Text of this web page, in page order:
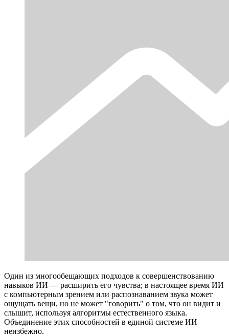
Один из многообещающих подходов к совершенствованию
навыков ИИ — расширить его чувства; в настоящее время ИИ
с компьютерным зрением или распознаванием звука может
ощущать вещи, но не может "говорить" о том, что он видит и
слышит, используя алгоритмы естественного языка.
Объединение этих способностей в единой системе ИИ
неизбежно.